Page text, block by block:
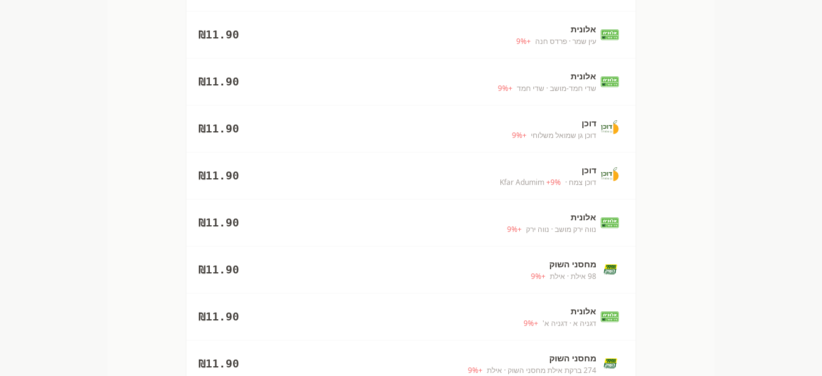
אלונית
עין שמר · פרדס חנה +
9%
₪11.90
אלונית
שדי חמד-מושב · שדי חמד +
9%
₪11.90
דוכן
דוכן גן שמואל משלוחי +
9%
₪11.90
דוכן
דוכן צמח · Kfar Adumim
+9%
₪11.90
אלונית
נווה ירק מושב · נווה ירק +
9%
₪11.90
מחסני השוק
98 אילת · אילת +
9%
₪11.90
אלונית
דגניה א · דגניה א' +
9%
₪11.90
מחסני השוק
274 ברקת אילת מחסני השוק · אילת +
9%
₪11.90